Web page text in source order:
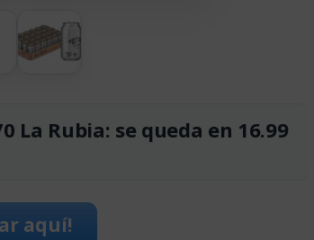
La Rubia: se queda en 16.99
aquí!